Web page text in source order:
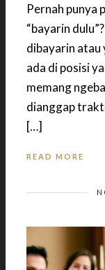
Pernah punya
“bayarin
dibayarin atau
ada di posisi
memang
dianggap
[…]
READ MORE